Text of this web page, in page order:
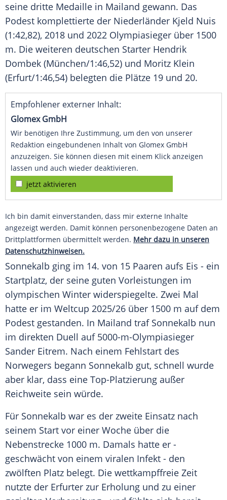
seine dritte Medaille in Mailand gewann. Das
Podest komplettierte der Niederländer Kjeld Nuis
(1:42,82), 2018 und 2022 Olympiasieger über 1500
m. Die weiteren deutschen Starter Hendrik
Dombek (München/1:46,52) und Moritz Klein
(Erfurt/1:46,54) belegten die Plätze 19 und 20.
Empfohlener externer Inhalt:
Glomex GmbH
Wir benötigen Ihre Zustimmung, um den von unserer
Redaktion eingebundenen Inhalt von Glomex GmbH
anzuzeigen. Sie können diesen mit einem Klick anzeigen
lassen und auch wieder deaktivieren.
jetzt aktivieren
Ich bin damit einverstanden, dass mir externe Inhalte
angezeigt werden. Damit können personenbezogene Daten an
Drittplattformen übermittelt werden. Mehr dazu in unseren
Datenschutzhinweisen.
Sonnekalb ging im 14. von 15 Paaren aufs Eis - ein
Startplatz, der seine guten Vorleistungen im
olympischen Winter widerspiegelte. Zwei Mal
hatte er im Weltcup 2025/26 über 1500 m auf dem
Podest gestanden. In Mailand traf Sonnekalb nun
im direkten Duell auf 5000-m-Olympiasieger
Sander Eitrem. Nach einem Fehlstart des
Norwegers begann Sonnekalb gut, schnell wurde
aber klar, dass eine Top-Platzierung außer
Reichweite sein würde.
Für Sonnekalb war es der zweite Einsatz nach
seinem Start vor einer Woche über die
Nebenstrecke 1000 m. Damals hatte er -
geschwächt von einem viralen Infekt - den
zwölften Platz belegt. Die wettkampffreie Zeit
nutzte der Erfurter zur Erholung und zu einer